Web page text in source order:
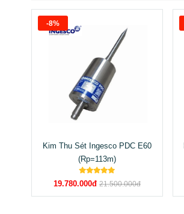
Kim Thu Sét Ingesco PDC E60
(Rp=113m)
19.780.000đ 21.500.000đ
-8%